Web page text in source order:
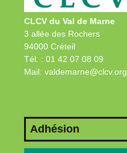
CLCV du Val de Marne
3 allée des Rochers
94000 Créteil
Tél. : 01 42 07 08 09
Mail: valdemarne@clcv.org
Adhésion